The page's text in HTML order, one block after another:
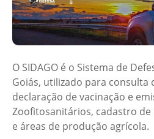
O SIDAGO é o Sistema de
Goiás, utilizado para consulta
declaração de vacinação e
Zoofitosanitários, cadastro de
e áreas de produção agrícola.